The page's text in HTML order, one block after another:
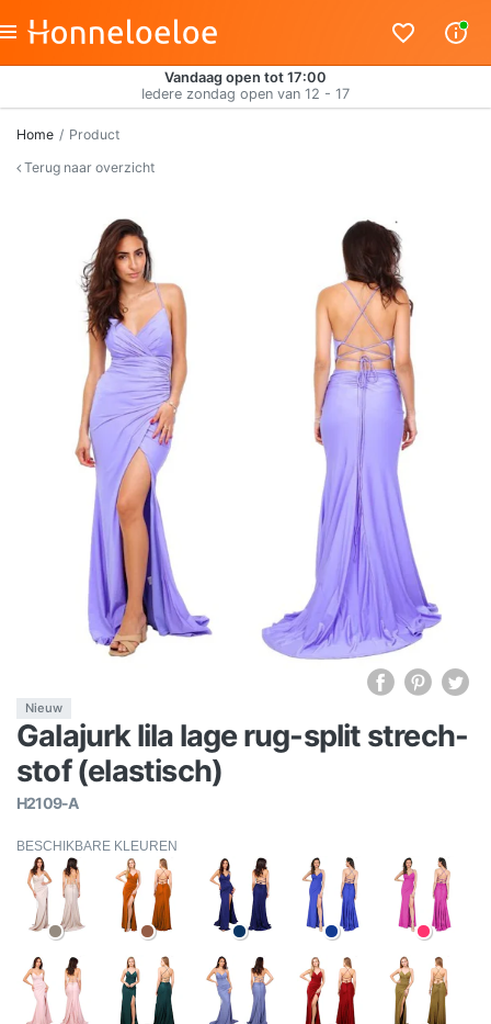
Vandaag open tot 17:00
Iedere zondag open van 12 - 17
Home
Product
Terug naar overzicht
Nieuw
Galajurk lila lage rug-split strech-
stof (elastisch)
H2109-A
BESCHIKBARE KLEUREN